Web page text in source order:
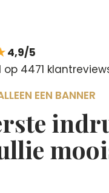
4,9/5
4471
EEN BANNER